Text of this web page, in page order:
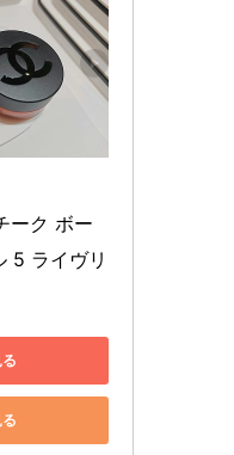
ーク ボー
5 ライヴリ